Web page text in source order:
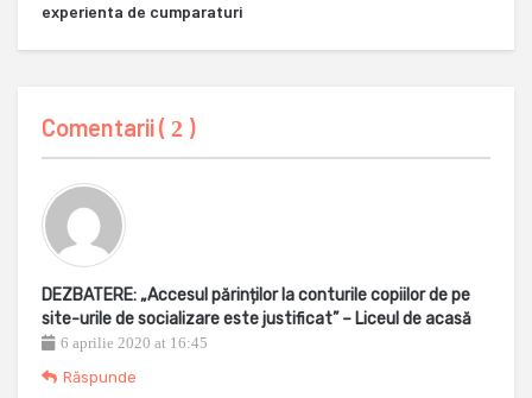
experienta de cumparaturi
Comentarii ( 2 )
DEZBATERE: „Accesul părinților la conturile copiilor de pe
site-urile de socializare este justificat” – Liceul de acasă
6 aprilie 2020 at 16:45
Răspunde